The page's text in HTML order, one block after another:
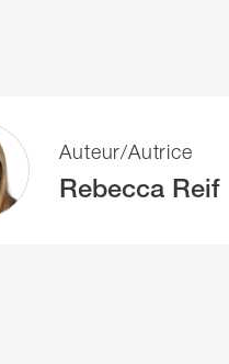
Auteur/Autrice
Rebecca Reif